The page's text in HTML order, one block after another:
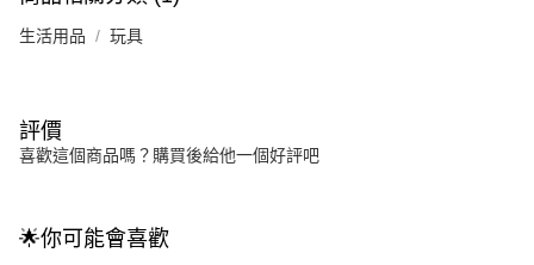
生活用品 玩具
評價
喜歡這個商品嗎？購買後給他一個好評吧
🌟你可能會喜歡